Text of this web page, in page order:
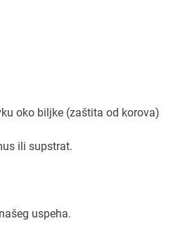
oko biljke (zaštita od korova)
ili supstrat.
uspeha.